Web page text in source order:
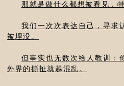
那就是做什么都想被看见，
我们一次次表达自己，寻求
被埋没。
但事实也无数次给人教训：
外界的撕扯就越混乱。